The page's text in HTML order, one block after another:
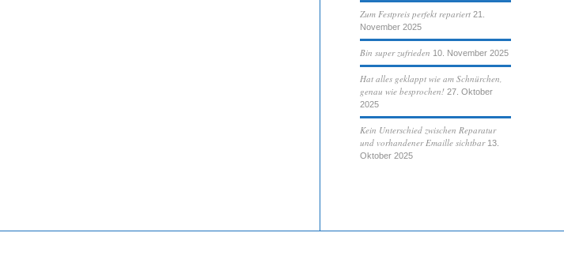
Zum Festpreis perfekt repariert 21.
November 2025
Bin super zufrieden 10. November 2025
Hat alles geklappt wie am Schnürchen,
genau wie besprochen! 27. Oktober
2025
Kein Unterschied zwischen Reparatur
und vorhandener Emaille sichtbar 13.
Oktober 2025